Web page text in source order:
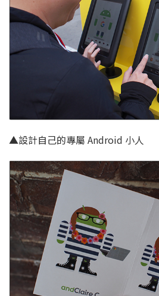
▲設計自己的專屬 Android 小人